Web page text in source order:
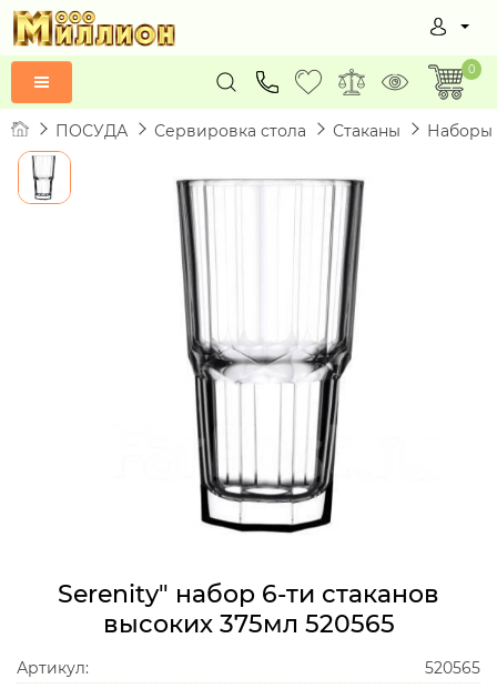
0
ПОСУДА Сервировка стола Стаканы Наборы
Serenity" набор 6-ти стаканов
высоких 375мл 520565
Артикул:
520565